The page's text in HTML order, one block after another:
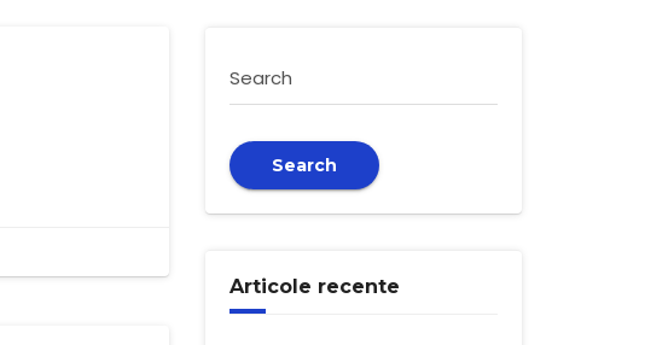
Search
Search
Articole recente